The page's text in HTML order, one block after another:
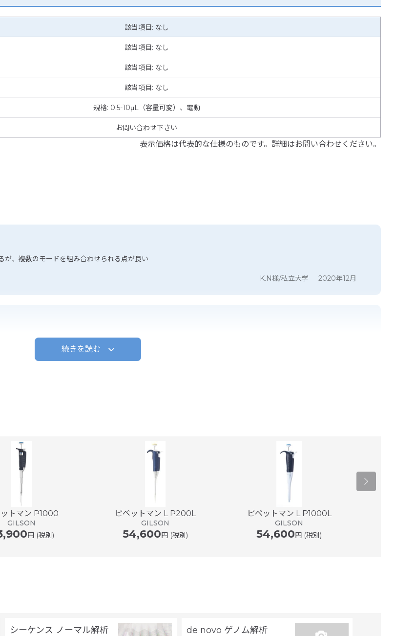
該当項目: なし
該当項目: なし
該当項目: なし
該当項目: なし
規格: 0.5-10μL（容量可変）、電動
お問い合わせ下さい
表示価格は代表的な仕様のものです。詳細はお問い合わせください。
が、複数のモードを組み合わせられる点が良い
K.N様/私立大学 2020年12月
ムがパスワードで保護でき、他使用者のプログラム削除を回避できる点が良い
続きを読む
ットマン P1000
GILSON
円 (税別)
ピペットマン L P200L
GILSON
54,600円 (税別)
ピペットマン L P1000L
GILSON
54,600円 (税別)
シーケンス ノーマル解析 de novo ゲノム解析